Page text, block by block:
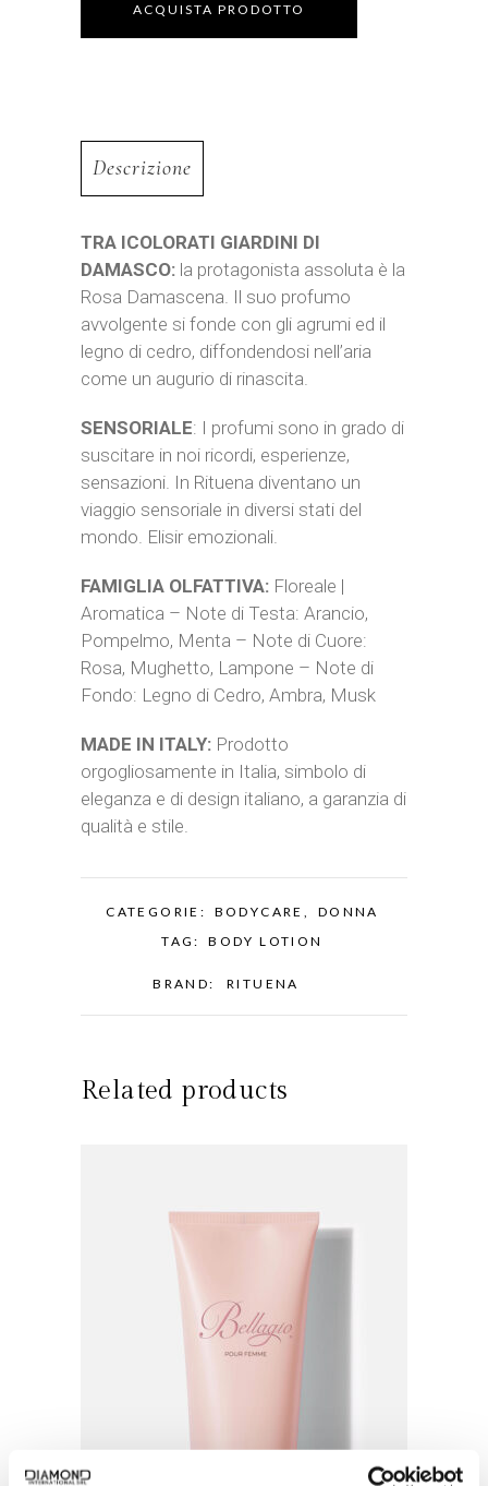
ACQUISTA PRODOTTO
Descrizione
TRA ICOLORATI GIARDINI DI
DAMASCO: la protagonista assoluta è la
Rosa Damascena. Il suo profumo
avvolgente si fonde con gli agrumi ed il
legno di cedro, diffondendosi nell’aria
come un augurio di rinascita.
SENSORIALE: I profumi sono in grado di
suscitare in noi ricordi, esperienze,
sensazioni. In Rituena diventano un
viaggio sensoriale in diversi stati del
mondo. Elisir emozionali.
FAMIGLIA OLFATTIVA: Floreale |
Aromatica – Note di Testa: Arancio,
Pompelmo, Menta – Note di Cuore:
Rosa, Mughetto, Lampone – Note di
Fondo: Legno di Cedro, Ambra, Musk
MADE IN ITALY: Prodotto
orgogliosamente in Italia, simbolo di
eleganza e di design italiano, a garanzia di
qualità e stile.
CATEGORIE: BODYCARE ,
DONNA
TAG:
BODY LOTION
BRAND: RITUENA
Related products